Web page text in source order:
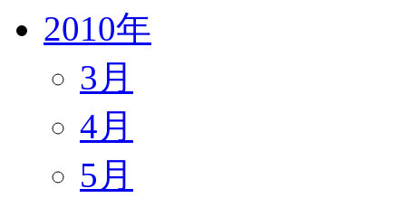
2010年
3月
4月
5月